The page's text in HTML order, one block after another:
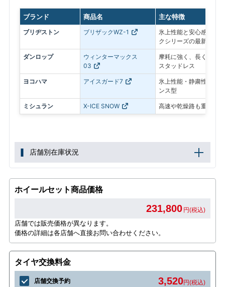
ブランド 商品名 主な特徴
ブリヂストン ブリザックWZ-1
氷上性能と安心感を最
クシリーズの最新モデル
ダンロップ
ウィンターマックス
03
摩耗に強く、長く使い
スタッドレス
ヨコハマ アイスガード7
氷上性能・静粛性・ロ
ンス型
ミシュラン X-ICE SNOW 高速や乾燥路も重視し
店舗別在庫状況
ホイールセット商品価格
231,800 円(税込)
店舗では販売価格が異なります。
価格の詳細は各店舗へ直接お問い合わせください。
タイヤ交換料金
店舗交換予約 3,520円(税込)